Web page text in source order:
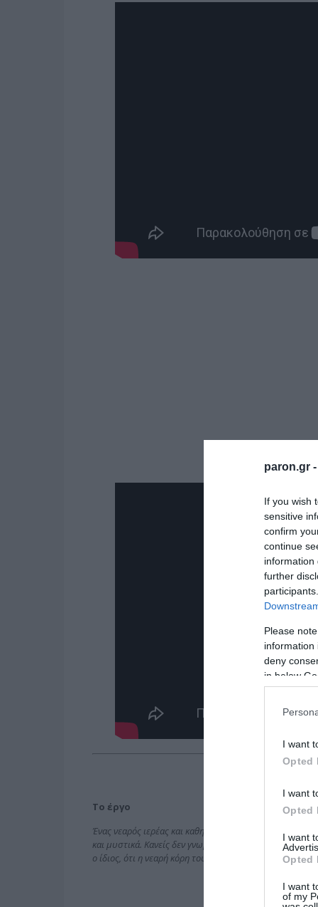
paron.gr -
If you wish
sensitive
confirm
continue
information
further
Please
information
deny
in below
I want
Opted
I want
Opted
I want
Opted
I want
of my
Το έργο
Ένας νεαρός ιερέας και καθηγητής θεολογίας
και μυστικά. Κανείς δεν γνωρίζει τον πραγματικό λόγο
ο ίδιος, ότι η νεαρή κόρη του ισχυρότερου άντρα της